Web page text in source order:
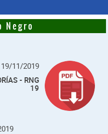
Negro
19/11/2019
- RNG
19